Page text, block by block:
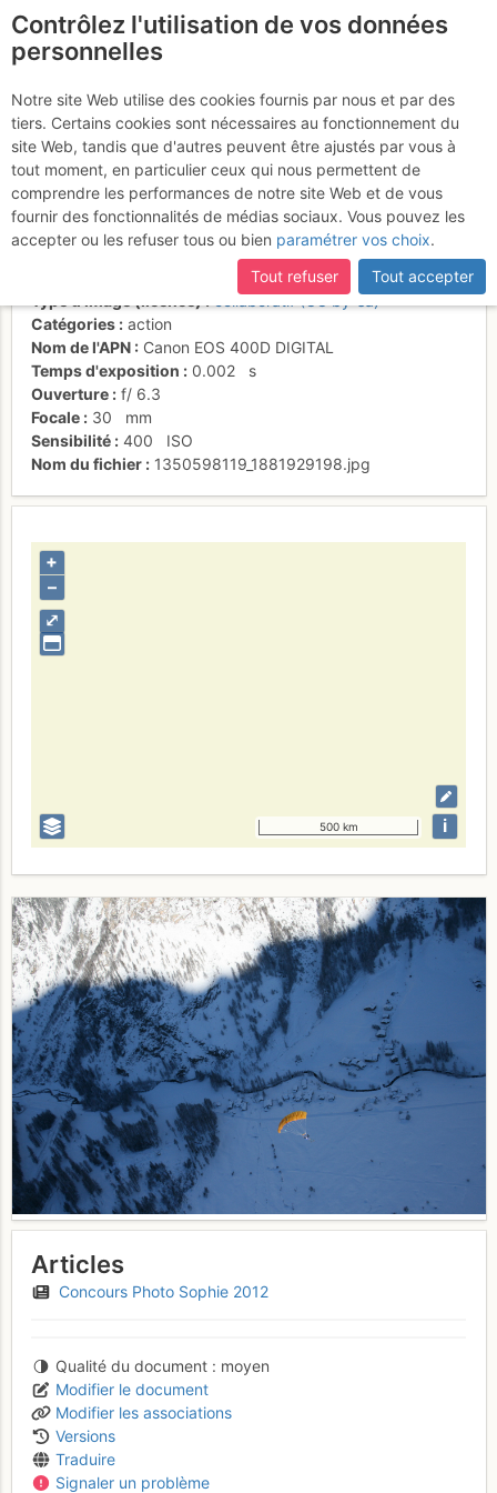
Sous voile, au-dessus
des Lanches,Peisey-
Nancroix.
Date/heure
Emmanuel Bernard
collaboratif (CC by-sa)
Catégories
action
Nom de l'APN
Canon EOS 400D DIGITAL
Temps d'exposition
0.002
s
Ouverture
f/ 6.3
Focale
30
mm
Sensibilité
400
ISO
Nom du fichier
1350598119_1881929198.jpg
⤢
+
–
500 km i
Articles
Concours Photo Sophie 2012
Qualité du document
moyen
Modifier le document
Modifier les associations
Versions
Traduire
Signaler un problème
Contrôlez l'utilisation de vos données
personnelles
Notre site Web utilise des cookies fournis par nous et par des
tiers. Certains cookies sont nécessaires au fonctionnement du
site Web, tandis que d'autres peuvent être ajustés par vous à
tout moment, en particulier ceux qui nous permettent de
comprendre les performances de notre site Web et de vous
fournir des fonctionnalités de médias sociaux. Vous pouvez les
accepter ou les refuser tous ou bien paramétrer vos choix.
Tout refuser
Tout accepter